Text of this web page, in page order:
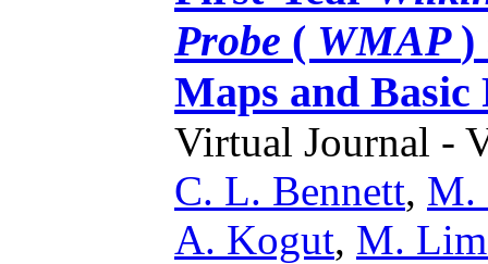
Probe ( WMAP )
Maps and Basic
Virtual Journal -
C. L. Bennett, M.
A. Kogut, M.